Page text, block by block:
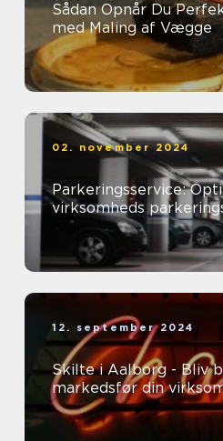
Sådan Opnår Du
med Maling af Vægge
02. november 2024
Parkeringsservice:
virksomheds
12. september 2024
Skilte i Aalborg - Bliv
markedsfør din